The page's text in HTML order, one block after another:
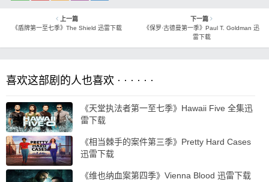
上一篇
《盾牌第一至七季》The Shield 迅雷下载
下一篇
《保罗·古德曼第一季》Paul T. Goldman 迅
雷下载
喜欢这部剧的人也喜欢 · · · · · ·
《天堂执法者第一至七季》Hawaii Five 全集迅
雷下载
《相当棘手的案件第三季》Pretty Hard Cases
迅雷下载
《维也纳血案第四季》Vienna Blood 迅雷下载